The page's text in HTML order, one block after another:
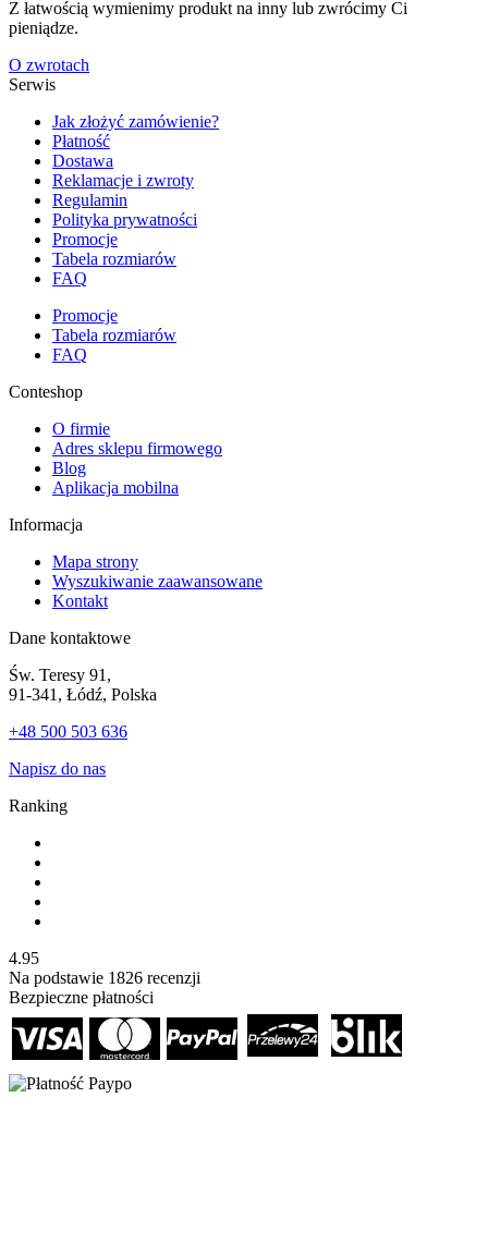
Z łatwością wymienimy produkt na inny lub zwrócimy Ci
pieniądze.
O zwrotach
Serwis
Jak złożyć zamówienie?
Płatność
Dostawa
Reklamacje i zwroty
Regulamin
Polityka prywatności
Promocje
Tabela rozmiarów
FAQ
Promocje
Tabela rozmiarów
FAQ
Conteshop
O firmie
Adres sklepu firmowego
Blog
Aplikacja mobilna
Informacja
Mapa strony
Wyszukiwanie zaawansowane
Kontakt
Dane kontaktowe
Św. Teresy 91,
91-341, Łódź, Polska
+48 500 503 636
Napisz do nas
Ranking
4.95
Na podstawie 1826 recenzji
Bezpieczne płatności